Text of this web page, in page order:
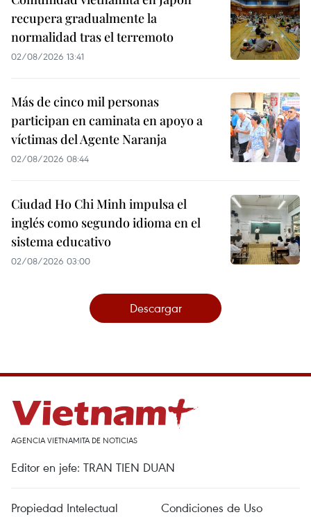
recupera gradualmente la
normalidad tras el terremoto
02/08/2026 13:41
Más de cinco mil personas
participan en caminata en apoyo a
víctimas del Agente Naranja
02/08/2026 08:44
Ciudad Ho Chi Minh impulsa el
inglés como segundo idioma en el
sistema educativo
02/08/2026 03:00
Descargar
AGENCIA VIETNAMITA DE NOTICIAS
Editor en jefe: TRAN TIEN DUAN
Propiedad Intelectual Condiciones de Uso